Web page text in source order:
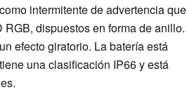
intermitente de advertencia que
dispuestos en forma de anillo.
efecto giratorio. La batería está
una clasificación IP66 y está